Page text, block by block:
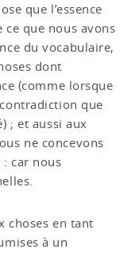
que l’essence
que nous avons
du vocabulaire,
dont
(comme lorsque
que
; et aussi aux
ne concevons
: car nous
choses en tant
à un